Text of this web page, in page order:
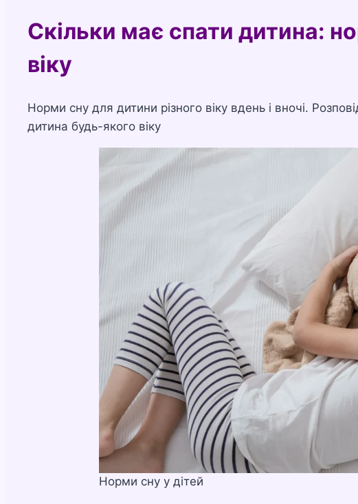
Скільки має спати дитина:
віку
Норми сну для дитини різного віку вдень і вночі.
дитина будь-якого віку
Норми сну у дітей